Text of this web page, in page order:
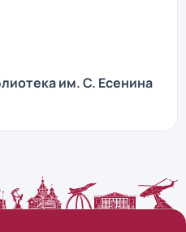
им. С. Есенина